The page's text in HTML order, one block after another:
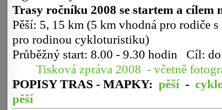
Trasy ročníku 2008 se startem a cílem
Pěší: 5, 15 km (5 km vhodná pro rodiče
pro rodinou cykloturistiku)
Průběžný start: 8.00 -
Tisková zpráva 2008 - včetně
POPISY TRAS - MAPKY: pěší-
pěší